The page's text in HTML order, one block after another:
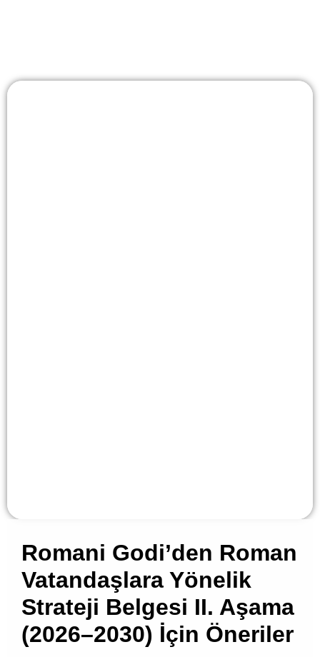
Romani Godi’den Roman
Vatandaşlara Yönelik
Strateji Belgesi II. Aşama
(2026–2030) İçin Öneriler